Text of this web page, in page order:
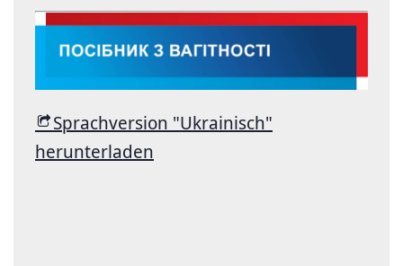
Sprachversion "Ukrainisch"
herunterladen